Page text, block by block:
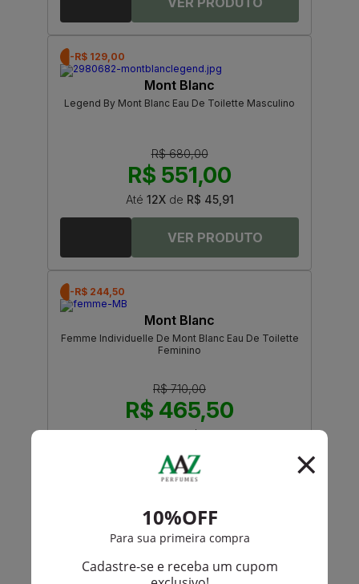
-R$ 129,00
Mont Blanc
Legend By Mont Blanc Eau De Toilette Masculino
R$ 680,00
R$ 551,00
Até 12Xde R$ 45,91
-R$ 244,50
Mont Blanc
Femme Individuelle De Mont Blanc Eau De Toilette
Feminino
R$ 710,00
R$ 465,50
Mont Blanc
Individuel De Mont Blanc Eau De Toilette